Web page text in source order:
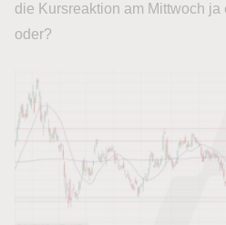
die Kursreaktion am Mittwoch
oder?